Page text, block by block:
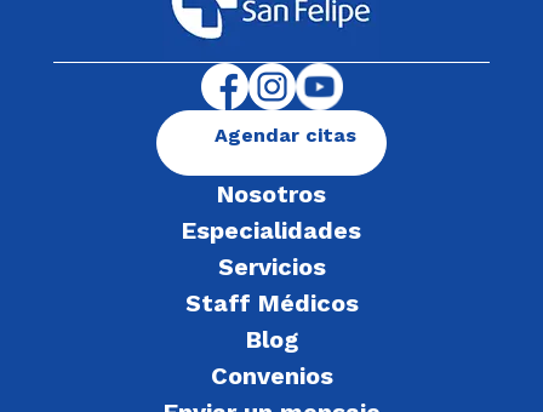
Nosotros
Especialidades
Servicios
Staff Médicos
Blog
Convenios
Agendar citas